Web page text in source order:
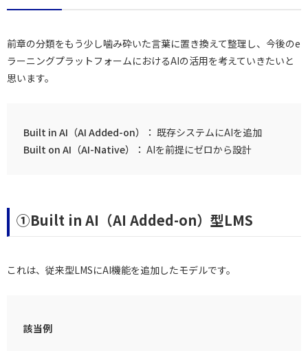
前章の分類をもう少し噛み砕いた言葉に置き換えて整理し、今後のe
ラーニングプラットフォームにおけるAIの活用を考えていきたいと
思います。
Built in AI（AI Added-on）
既存システムにAIを追加
Built on AI（AI-Native）
AIを前提にゼロから設計
①Built in AI（AI Added-on）型LMS
これは、従来型LMSにAI機能を追加したモデルです。
該当例